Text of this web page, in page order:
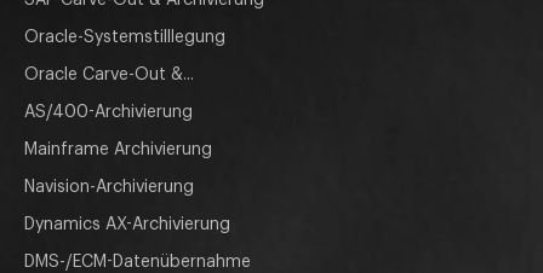
Oracle-Systemstilllegung
Oracle Carve-Out &...
AS/400-Archivierung
Mainframe Archivierung
Navision-Archivierung
Dynamics AX-Archivierung
DMS-/ECM-Datenübernahme